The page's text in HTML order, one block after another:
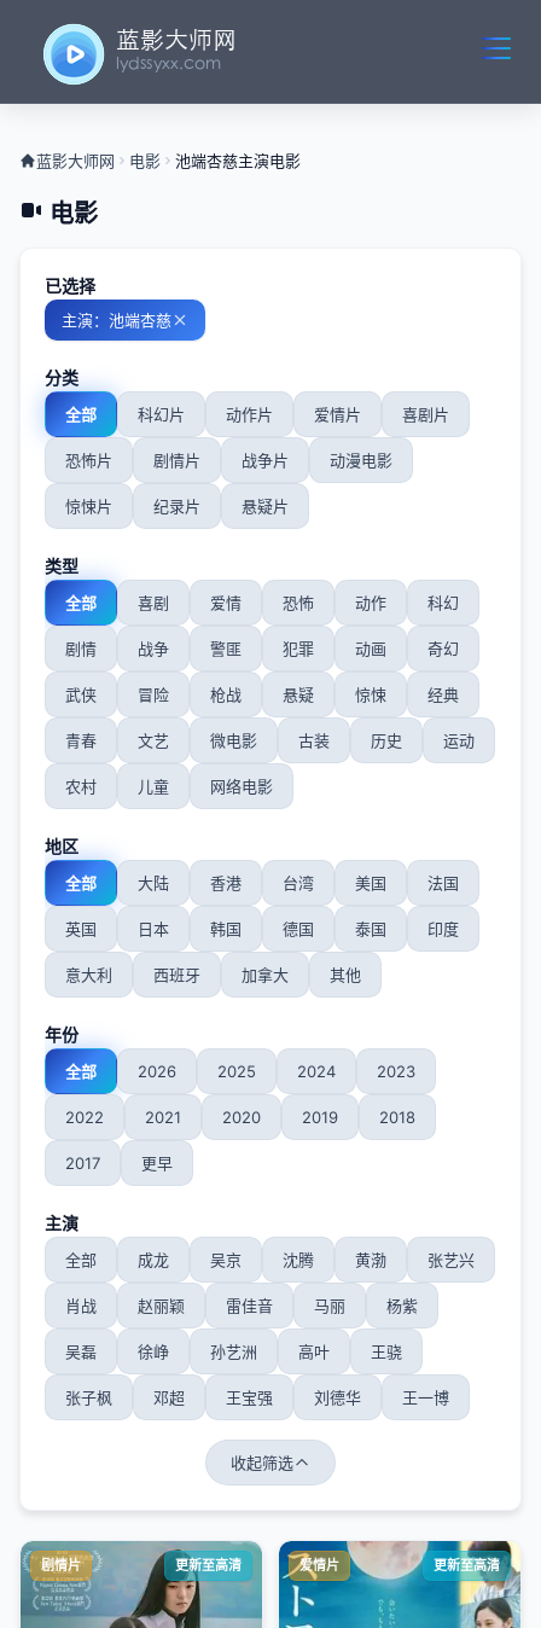
蓝影大师网 电影 池端杏慈主演电影
电影
已选择
主演：池端杏慈
分类
全部 科幻片 动作片 爱情片 喜剧片
恐怖片 剧情片 战争片 动漫电影
惊悚片 纪录片 悬疑片
类型
全部 喜剧 爱情 恐怖 动作 科幻
剧情 战争 警匪 犯罪 动画 奇幻
武侠 冒险 枪战 悬疑 惊悚 经典
青春 文艺 微电影 古装 历史 运动
农村 儿童 网络电影
地区
全部 大陆 香港 台湾 美国 法国
英国 日本 韩国 德国 泰国 印度
意大利 西班牙 加拿大 其他
年份
全部 2026 2025 2024 2023
2022 2021 2020 2019 2018
2017 更早
主演
全部 成龙 吴京 沈腾 黄渤 张艺兴
肖战 赵丽颖 雷佳音 马丽 杨紫
吴磊 徐峥 孙艺洲 高叶 王骁
张子枫 邓超 王宝强 刘德华 王一博
收起筛选
剧情片 更新至高清 爱情片 更新至高清